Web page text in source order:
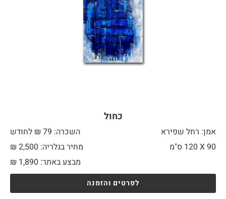
כחול
אמן: רחל שפירא
השכרה: 79 ₪ לחודש
90 X
מחיר בגלריה: 2,500 ₪
מבצע באתר:
₪ 1,890
לפרטים והזמנה